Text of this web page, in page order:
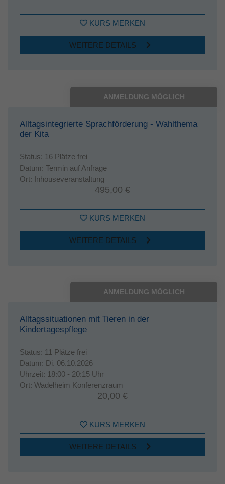
KURS MERKEN
WEITERE DETAILS
ANMELDUNG MÖGLICH
Alltagsintegrierte Sprachförderung - Wahlthema
der Kita
Status: 16 Plätze frei
Datum: Termin auf Anfrage
Ort: Inhouseveranstaltung
495,00 €
KURS MERKEN
WEITERE DETAILS
ANMELDUNG MÖGLICH
Alltagssituationen mit Tieren in der
Kindertagespflege
Status: 11 Plätze frei
Datum: Di. 06.10.2026
Uhrzeit: 18:00 - 20:15 Uhr
Ort: Wadelheim Konferenzraum
20,00 €
KURS MERKEN
WEITERE DETAILS